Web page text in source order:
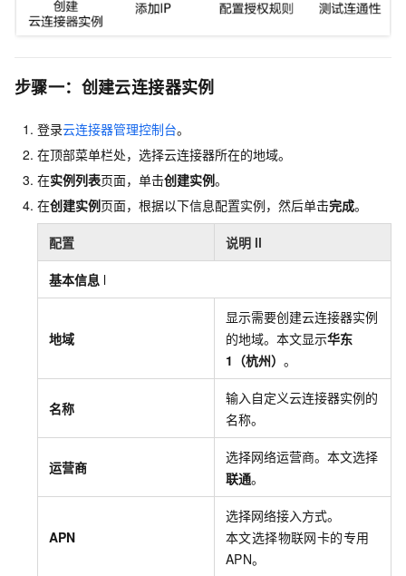
步骤一：创建云连接器实例
登录云连接器管理控制台。
在顶部菜单栏处，选择云连接器所在的地域。
在实例列表页面，单击创建实例。
在创建实例页面，根据以下信息配置实例，然后单击完成。
配置 说明 ll
基本信息 l
地域
显示需要创建云连接器实例
的地域。本文显示华东
1（杭州） 。
名称
输入自定义云连接器实例的
名称。
运营商
选择网络运营商。本文选择
联通。
APN
选择网络接入方式。
本文选择物联网卡的专用
APN。